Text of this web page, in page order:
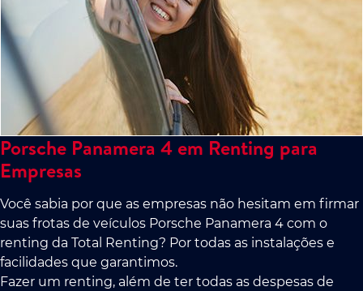
Porsche Panamera 4 em Renting para
Empresas
Você sabia por que as empresas não hesitam em firmar
suas frotas de veículos Porsche Panamera 4 com o
renting da Total Renting? Por todas as instalações e
facilidades que garantimos.
Fazer um renting, além de ter todas as despesas de